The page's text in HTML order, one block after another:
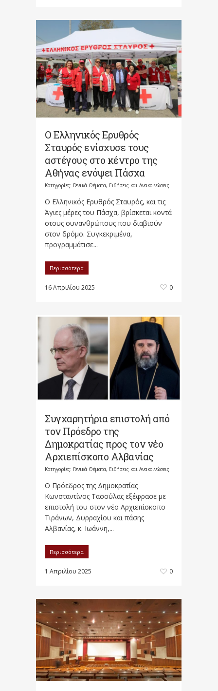
Ο Ελληνικός Ερυθρός
Σταυρός ενίσχυσε τους
αστέγους στο κέντρο της
Αθήνας ενόψει Πάσχα
Κατηγορίες: Γενικά Θέματα, Ειδήσεις και Ανακοινώσεις
Ο Ελληνικός Ερυθρός Σταυρός, και τις
Άγιες μέρες του Πάσχα, βρίσκεται κοντά
στους συνανθρώπους που διαβιούν
στον δρόμο. Συγκεκριμένα,
προγραμμάτισε...
Περισσότερα
16 Απριλίου 2025 0
Συγχαρητήρια επιστολή από
τον Πρόεδρο της
Δημοκρατίας προς τον νέο
Αρχιεπίσκοπο Αλβανίας
Κατηγορίες: Γενικά Θέματα, Ειδήσεις και Ανακοινώσεις
Ο Πρόεδρος της Δημοκρατίας
Κωνσταντίνος Τασούλας εξέφρασε με
επιστολή του στον νέο Αρχιεπίσκοπο
Τιράνων, Δυρραχίου και πάσης
Αλβανίας, κ. Ιωάννη,...
Περισσότερα
1 Απριλίου 2025 0